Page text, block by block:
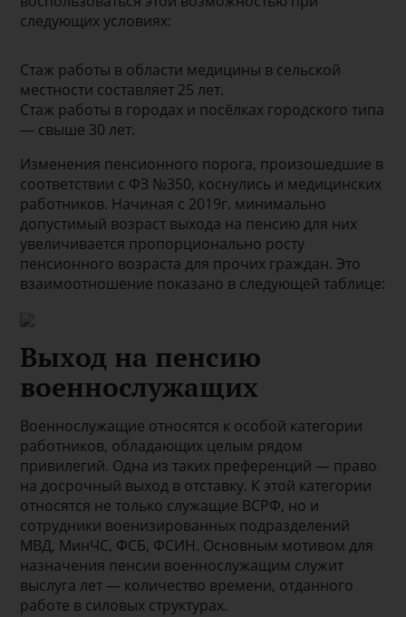
следующих условиях:
Стаж работы в области медицины в сельской
местности составляет 25 лет.
Стаж работы в городах и посёлках городского типа
— свыше 30 лет.
Изменения пенсионного порога, произошедшие в
соответствии с ФЗ №350, коснулись и медицинских
работников. Начиная с 2019г. минимально
допустимый возраст выхода на пенсию для них
увеличивается пропорционально росту
пенсионного возраста для прочих граждан. Это
взаимоотношение показано в следующей таблице:
Выход на пенсию
военнослужащих
Военнослужащие относятся к особой категории
работников, обладающих целым рядом
привилегий. Одна из таких преференций — право
на досрочный выход в отставку. К этой категории
относятся не только служащие ВСРФ, но и
сотрудники военизированных подразделений
МВД, МинЧС, ФСБ, ФСИН. Основным мотивом для
назначения пенсии военнослужащим служит
выслуга лет — количество времени, отданного
работе в силовых структурах.